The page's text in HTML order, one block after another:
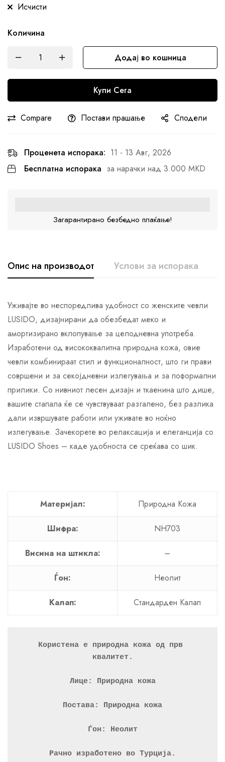
Исчисти
Количина
Додај во кошница
Купи Сега
Compare Постави прашање Сподели
Проценета испорака: 11 - 13 Авг, 2026
Бесплатна испорака за нарачки над 3.000 MKD
Загарантирано безбедно плаќање!
Опис на производот Услови за испорака
Уживајте во неспоредлива удобност со женските чевли
LUSIDO, дизајнирани да обезбедат меко и
амортизирано вклопување за целодневна употреба.
Изработени од висококвалитна природна кожа, овие
чевли комбинираат стил и функционалност, што ги прави
совршени и за секојдневни излегувања и за поформални
прилики. Со нивниот лесен дизајн и ткаенина што дише,
вашите стапала ќе се чувствуваат разгалено, без разлика
дали извршувате работи или уживате во ноќно
излегување. Зачекорете во релаксација и елеганција со
LUSIDO Shoes – каде удобноста се среќава со шик.
Материјал: Природна Кожа
Шифра: NH703
Висина на штикла: –
Ѓон: Неолит
Калап: Стандарден Калап
Користена е природна кожа од прв
квалитет.
Лице: Природна кожа
Постава: Природна кожа
Ѓон: Неолит
Рачно изработено во Турција.